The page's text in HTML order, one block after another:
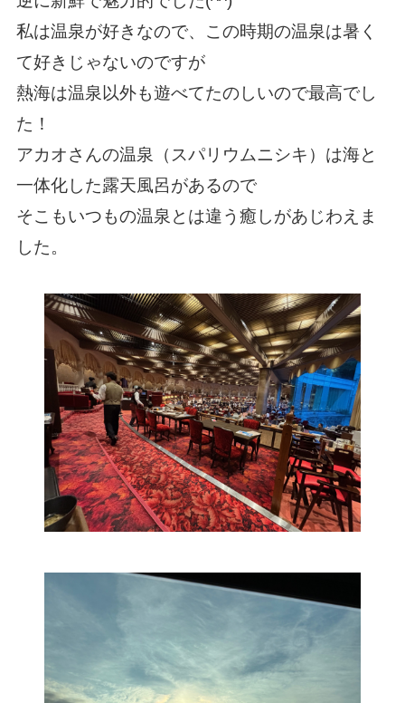
私は温泉が好きなので、この時期の温泉は暑く
て好きじゃないのですが
熱海は温泉以外も遊べてたのしいので最高でし
た！
アカオさんの温泉（スパリウムニシキ）は海と
一体化した露天風呂があるので
そこもいつもの温泉とは違う癒しがあじわえま
した。